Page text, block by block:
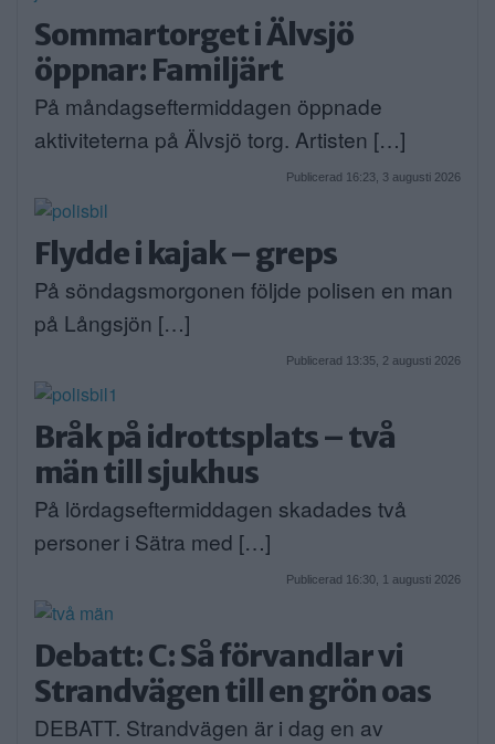
Sommartorget i Älvsjö
öppnar: Familjärt
På måndagseftermiddagen öppnade
aktiviteterna på Älvsjö torg. Artisten […]
Publicerad 16:23, 3 augusti 2026
Flydde i kajak – greps
På söndagsmorgonen följde polisen en man
på Långsjön […]
Publicerad 13:35, 2 augusti 2026
Bråk på idrottsplats – två
män till sjukhus
På lördagseftermiddagen skadades två
personer i Sätra med […]
Publicerad 16:30, 1 augusti 2026
Debatt: C: Så förvandlar vi
Strandvägen till en grön oas
DEBATT. Strandvägen är i dag en av